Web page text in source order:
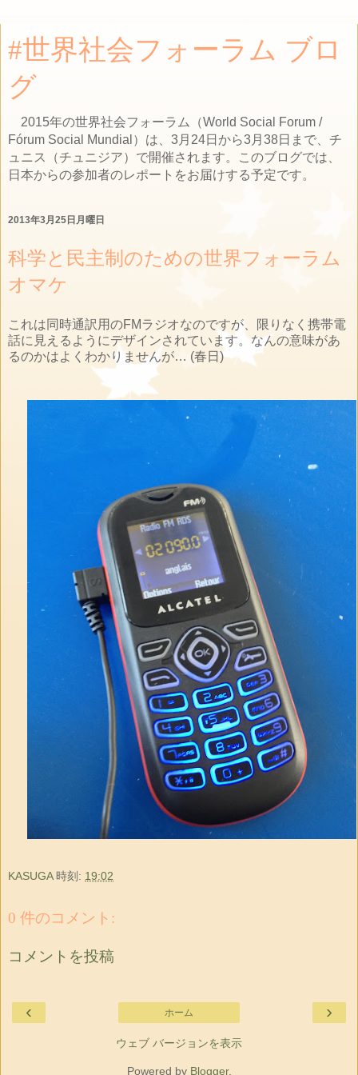
#世界社会フォーラム ブロ
グ
2015年の世界社会フォーラム（World Social Forum /
Fórum Social Mundial）は、3月24日から3月38日まで、チ
ュニス（チュニジア）で開催されます。このブログでは、
日本からの参加者のレポートをお届けする予定です。
2013年3月25日月曜日
科学と民主制のための世界フォーラム
オマケ
これは同時通訳用のFMラジオなのですが、限りなく携帯電
話に見えるようにデザインされています。なんの意味があ
るのかはよくわかりませんが… (春日)
KASUGA 時刻: 19:02
0 件のコメント:
コメントを投稿
‹ ›
ホーム
ウェブ バージョンを表示
Powered by Blogger.